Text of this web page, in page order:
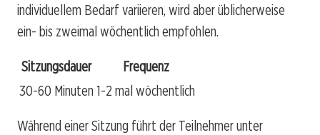
individuellem Bedarf variieren, wird aber üblicherweise
ein- bis zweimal wöchentlich empfohlen.
Sitzungsdauer
Frequenz
30-60 Minuten 1-2 mal wöchentlich
Während einer Sitzung führt der Teilnehmer unter